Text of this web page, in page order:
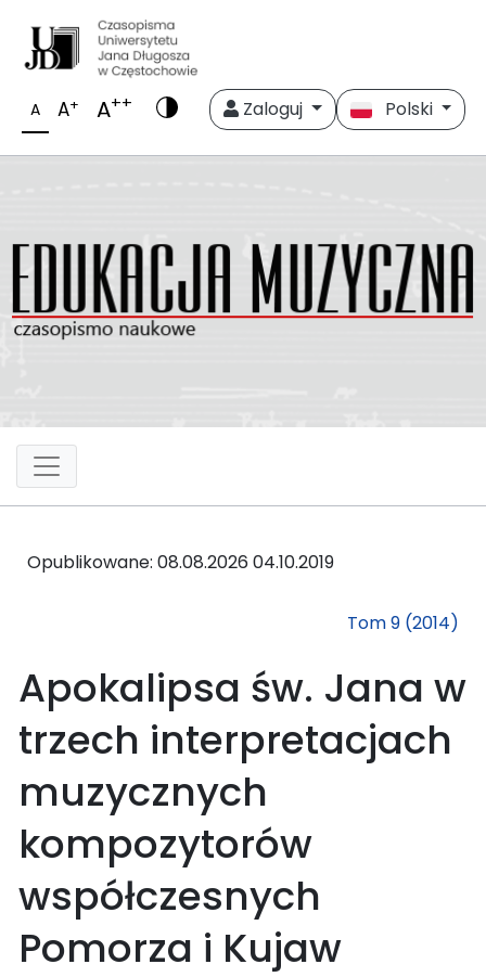
A A+ A++ Zaloguj Polski
Opublikowane: 08.08.2026 04.10.2019
Tom 9 (2014)
Apokalipsa św. Jana w
trzech interpretacjach
muzycznych
kompozytorów
współczesnych
Pomorza i Kujaw